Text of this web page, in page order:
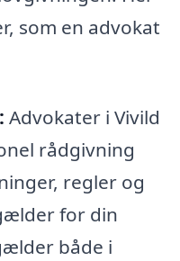
som en advokat
Advokater i Vivild
rådgivning
regler og
for din
både i